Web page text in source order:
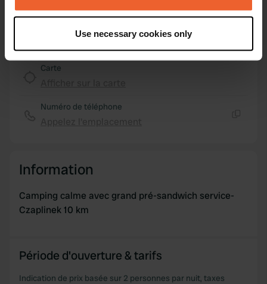
Collect information about your geographical location
which can be accurate to within several meters
Identify your device by actively scanning it for
and set your preferences in the
We also share information about your use of our site with
may combine it with other information that you’ve
provided to them or that they’ve collected from your use
Use necessary cookies only
PRO+
pour toutes les coordonnées
Carte
Numéro de téléphone
Information
Camping calme avec grand pré-sandwich service-
Czaplinek 10 km
Période d'ouverture & tarifs
Indication de prix basée sur 2 personnes par nuit, taxes